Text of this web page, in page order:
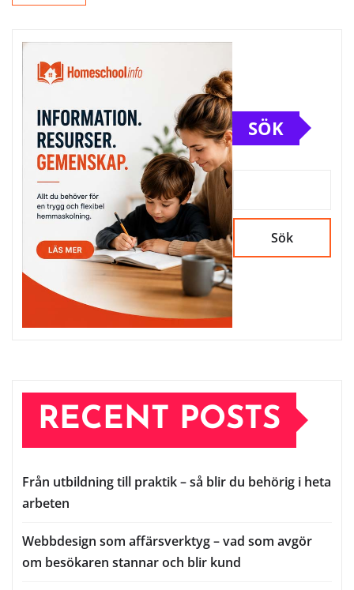
SÖK
Sök
RECENT POSTS
Från utbildning till praktik – så blir du behörig i heta
arbeten
Webbdesign som affärsverktyg – vad som avgör
om besökaren stannar och blir kund